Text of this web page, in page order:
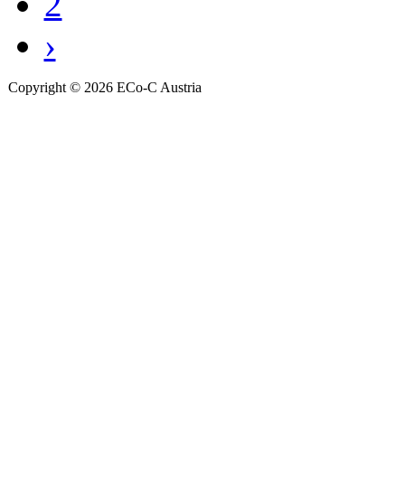
›
Copyright © 2026 ECo-C Austria